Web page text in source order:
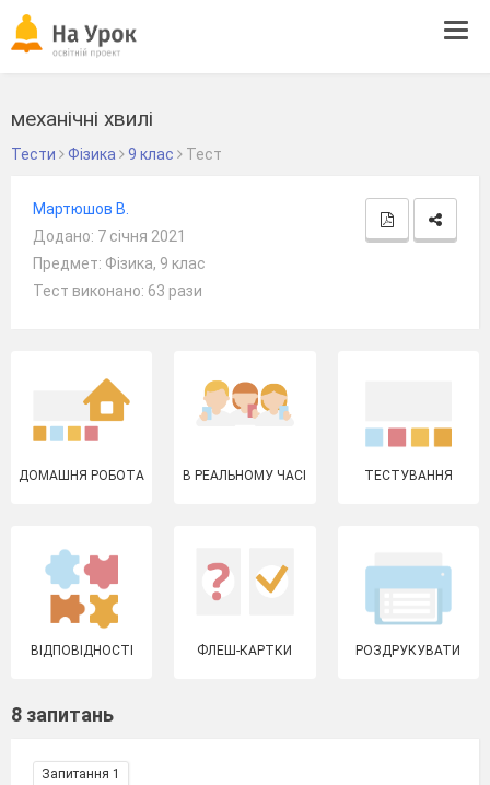
механічні хвилі
Тести Фізика 9 клас Тест
Мартюшов В.
Додано: 7 січня 2021
Предмет: Фізика, 9 клас
Тест виконано: 63 рази
ДОМАШНЯ РОБОТА В РЕАЛЬНОМУ ЧАСІ ТЕСТУВАННЯ
ВІДПОВІДНОСТІ ФЛЕШ-КАРТКИ РОЗДРУКУВАТИ
8 запитань
Запитання 1